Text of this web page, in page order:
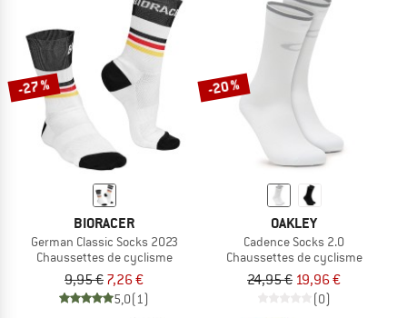
-27 %
BIORACER
German Classic Socks 2023
Chaussettes de cyclisme
9,95 € 7,26 €
5,0(1)
-20 %
OAKLEY
Cadence Socks 2.0
Chaussettes de cyclisme
24,95 € 19,96 €
(0)